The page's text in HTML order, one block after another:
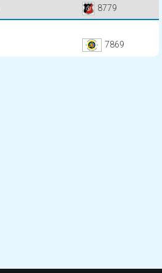
8779
7869